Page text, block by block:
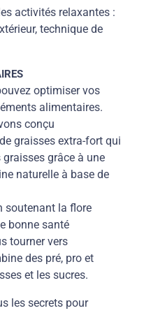
activités relaxantes :
technique de
optimiser vos
alimentaires.
conçu
graisses extra-fort qui
grâce à une
naturelle à base de
soutenant la flore
bonne santé
tourner vers
des pré, pro et
et les sucres.
les secrets pour